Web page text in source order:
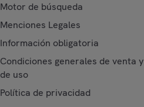
Motor de búsqueda
Menciones Legales
Información obligatoria
Condiciones generales de venta y
de uso
Política de privacidad